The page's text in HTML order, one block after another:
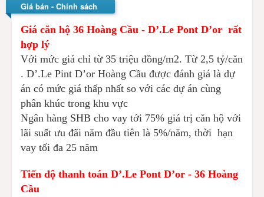
Giá bán - Chính sách
Giá căn hộ 36 Hoàng Cầu - D’.Le Pont D’or rất
hợp lý
Với mức giá chỉ từ 35 triệu đồng/m2. Từ 2,5 tỷ/căn
. D’.Le Pint D’or Hoàng Cầu được đánh giá là dự
án có mức giá thấp nhất so với các dự án cùng
phân khúc trong khu vực
Ngân hàng SHB cho vay tới 75% giá trị căn hộ với
lãi suất ưu đãi năm đầu tiên là 5%/năm, thời hạn
vay tối đa 25 năm
Tiến độ thanh toán D’.Le Pont D’or - 36 Hoàng
Cầu